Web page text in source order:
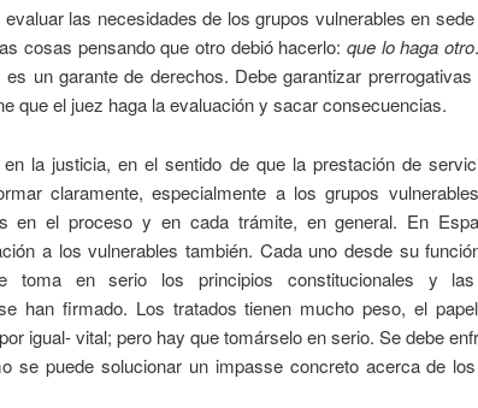
las necesidades de los grupos vulnerables en sede
cosas pensando que otro debió hacerlo: que lo haga otro
un garante de derechos. Debe garantizar prerrogativas
que el juez haga la evaluación y sacar consecuencias.
la justicia, en el sentido de que la prestación de
claramente, especialmente a los grupos
en el proceso y en cada trámite, en general. En
a los vulnerables también. Cada uno desde su
toma en serio los principios constitucionales y las
han firmado. Los tratados tienen mucho peso, el
igual- vital; pero hay que tomárselo en serio. Se debe
se puede solucionar un impasse concreto acerca de